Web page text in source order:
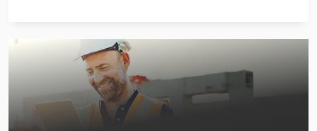
Favretto Md 200
Haas Umc-500
Haas Umc-750